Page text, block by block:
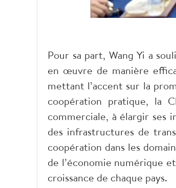
Pour sa part, Wang Yi a
en œuvre de manière
mettant l’accent sur la
coopération pratique, la
commerciale, à élargir ses
des infrastructures de
coopération dans les
de l’économie numérique
croissance de chaque pays.